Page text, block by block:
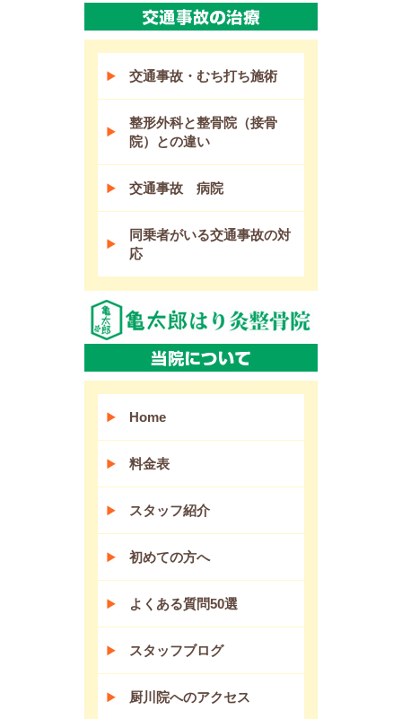
交通事故・むち打ち施術
整形外科と整骨院（接骨
院）との違い
交通事故 病院
同乗者がいる交通事故の対
応
Home
料金表
スタッフ紹介
初めての方へ
よくある質問50選
スタッフブログ
厨川院へのアクセス